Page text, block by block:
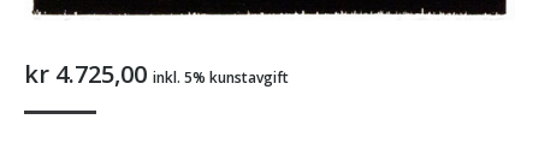
kr 4.725,00 inkl. 5% kunstavgift